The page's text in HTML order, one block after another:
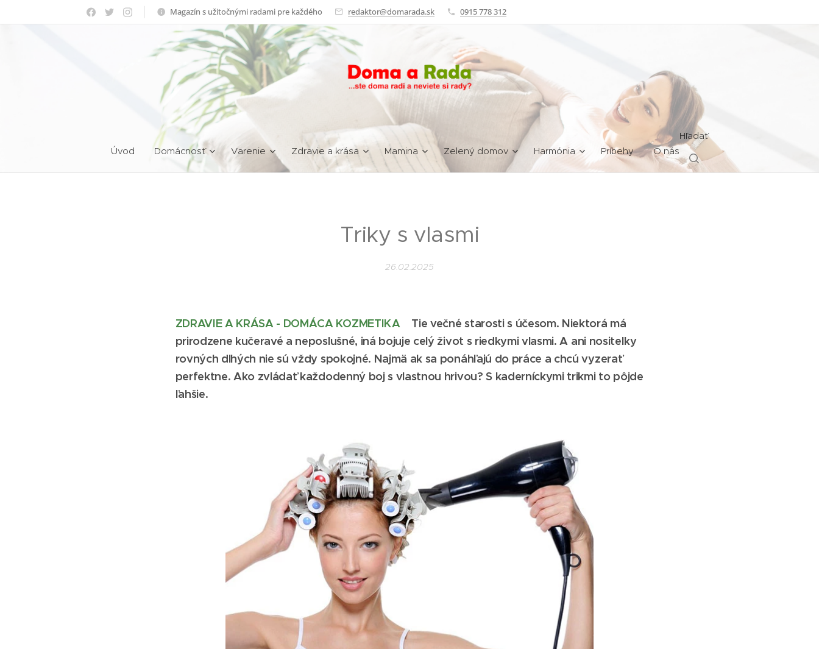
Magazín s užitočnými radami pre každého redaktor@domarada.sk 0915 778 312
Úvod Domácnosť Varenie Zdravie a krása Mamina Zelený domov Harmónia Príbehy O nás
Hľadať
Triky s vlasmi
26.02.2025
ZDRAVIE A KRÁSA - DOMÁCA KOZMETIKA
Tie večné starosti s účesom. Niektorá má
prirodzene kučeravé a neposlušné, iná bojuje celý život s riedkymi vlasmi. A ani nositeľky
rovných dlhých nie sú vždy spokojné. Najmä ak sa ponáhľajú do práce a chcú vyzerať
perfektne. Ako zvládať každodenný boj s vlastnou hrivou? S kaderníckymi trikmi to pôjde
ľahšie.